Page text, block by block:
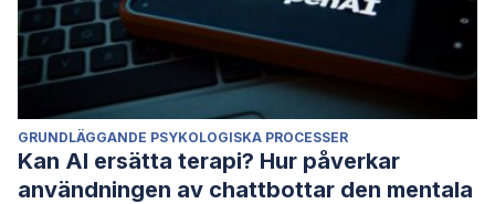
GRUNDLÄGGANDE PSYKOLOGISKA PROCESSER
Kan AI ersätta terapi? Hur påverkar
användningen av chattbottar den mentala